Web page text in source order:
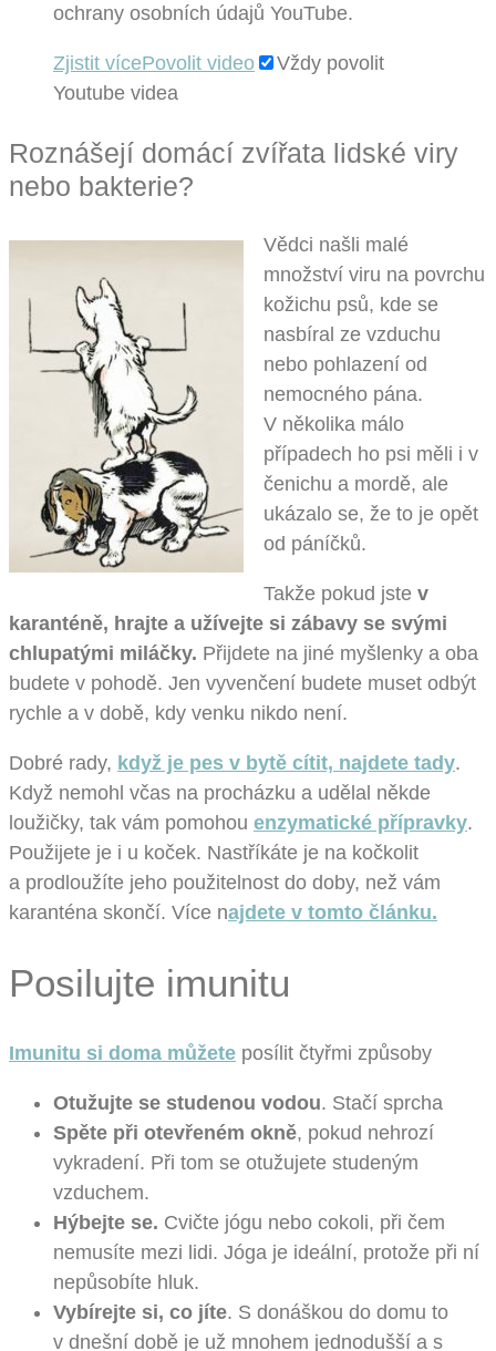
ochrany osobních údajů YouTube.
Zjistit vícePovolit video
Vždy povolit
Youtube videa
Roznášejí domácí zvířata lidské viry
nebo bakterie?
Vědci našli malé
množství viru na povrchu
kožichu psů, kde se
nasbíral ze vzduchu
nebo pohlazení od
nemocného pána.
V několika málo
případech ho psi měli i v
čenichu a mordě, ale
ukázalo se, že to je opět
od páníčků.
Takže pokud jste v
karanténě, hrajte a užívejte si zábavy se svými
chlupatými miláčky. Přijdete na jiné myšlenky a oba
budete v pohodě. Jen vyvenčení budete muset odbýt
rychle a v době, kdy venku nikdo není.
Dobré rady, když je pes v bytě cítit, najdete tady.
Když nemohl včas na procházku a udělal někde
loužičky, tak vám pomohou enzymatické přípravky.
Použijete je i u koček. Nastříkáte je na kočkolit
a prodloužíte jeho použitelnost do doby, než vám
karanténa skončí. Více najdete v tomto článku.
Posilujte imunitu
Imunitu si doma můžete posílit čtyřmi způsoby
Otužujte se studenou vodou. Stačí sprcha
Spěte při otevřeném okně, pokud nehrozí
vykradení. Při tom se otužujete studeným
vzduchem.
Hýbejte se. Cvičte jógu nebo cokoli, při čem
nemusíte mezi lidi. Jóga je ideální, protože při ní
nepůsobíte hluk.
Vybírejte si, co jíte. S donáškou do domu to
v dnešní době je už mnohem jednodušší a s